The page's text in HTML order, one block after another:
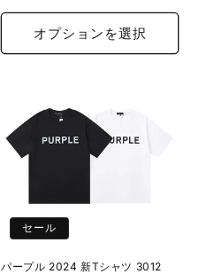
価
ル
価
格
オプションを選択
セール
パープル 2024 新Tシャツ 3012